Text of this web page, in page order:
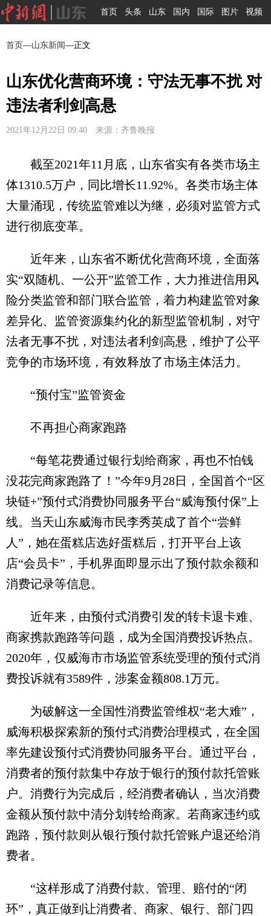
首页 头条 山东 国内 国际 图片 视频
首页—山东新闻—正文
山东优化营商环境：守法无事不扰 对
违法者利剑高悬
2021年12月22日 09:40 来源：齐鲁晚报
截至2021年11月底，山东省实有各类市场主
体1310.5万户，同比增长11.92%。各类市场主体
大量涌现，传统监管难以为继，必须对监管方式
进行彻底变革。
近年来，山东省不断优化营商环境，全面落
实“双随机、一公开”监管工作，大力推进信用风
险分类监管和部门联合监管，着力构建监管对象
差异化、监管资源集约化的新型监管机制，对守
法者无事不扰，对违法者利剑高悬，维护了公平
竞争的市场环境，有效释放了市场主体活力。
“预付宝”监管资金
不再担心商家跑路
“每笔花费通过银行划给商家，再也不怕钱
没花完商家跑路了！”今年9月28日，全国首个“区
块链+”预付式消费协同服务平台“威海预付保”上
线。当天山东威海市民李秀英成了首个“尝鲜
人”，她在蛋糕店选好蛋糕后，打开平台上该
店“会员卡”，手机界面即显示出了预付款余额和
消费记录等信息。
近年来，由预付式消费引发的转卡退卡难、
商家携款跑路等问题，成为全国消费投诉热点。
2020年，仅威海市市场监管系统受理的预付式消
费投诉就有3589件，涉案金额808.1万元。
为破解这一全国性消费监管维权“老大难”，
威海积极探索新的预付式消费治理模式，在全国
率先建设预付式消费协同服务平台。通过平台，
消费者的预付款集中存放于银行的预付款托管账
户。消费行为完成后，经消费者确认，当次消费
金额从预付款中清分划转给商家。若商家违约或
跑路，预付款则从银行预付款托管账户退还给消
费者。
“这样形成了消费付款、管理、赔付的“闭
环”，真正做到让消费者、商家、银行、部门四